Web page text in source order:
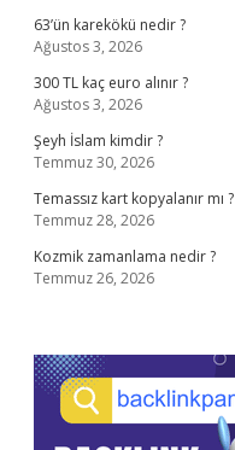
63’ün karekökü nedir ?
Ağustos 3, 2026
300 TL kaç euro alınır ?
Ağustos 3, 2026
Şeyh İslam kimdir ?
Temmuz 30, 2026
Temassız kart kopyalanır mı ?
Temmuz 28, 2026
Kozmik zamanlama nedir ?
Temmuz 26, 2026